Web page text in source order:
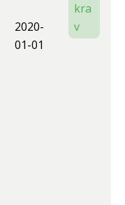
2020-
01-01
kra
v